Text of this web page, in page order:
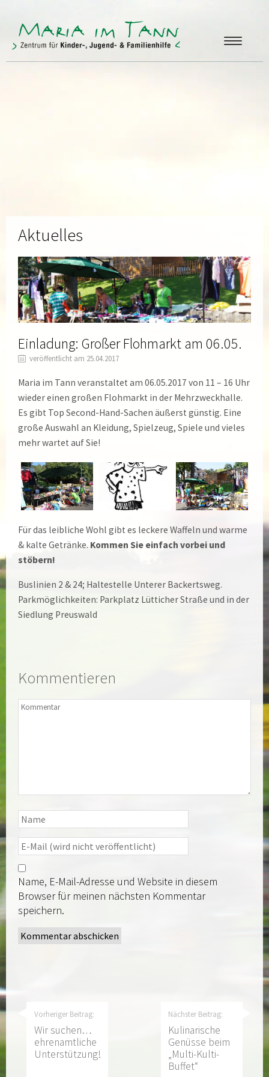
Aktuelles
Einladung: Großer Flohmarkt am 06.05.
veröffentlicht am 25.04.2017
Maria im Tann veranstaltet am 06.05.2017 von 11 – 16 Uhr
wieder einen großen Flohmarkt in der Mehrzweckhalle.
Es gibt Top Second-Hand-Sachen äußerst günstig. Eine
große Auswahl an Kleidung, Spielzeug, Spiele und vieles
mehr wartet auf Sie!
Für das leibliche Wohl gibt es leckere Waffeln und warme
& kalte Getränke. Kommen Sie einfach vorbei und
stöbern!
Buslinien 2 & 24; Haltestelle Unterer Backertsweg.
Parkmöglichkeiten: Parkplatz Lütticher Straße und in der
Siedlung Preuswald
Kommentieren
Name, E-Mail-Adresse und Website in diesem
Browser für meinen nächsten Kommentar
speichern.
Vorheriger Beitrag:
Wir suchen…
ehrenamtliche
Unterstützung!
Nächster Beitrag:
Kulinarische
Genüsse beim
„Multi-Kulti-
Buffet“